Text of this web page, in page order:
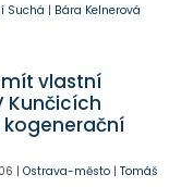
Suchá | Bára Kelnerová
mít vlastní
Kunčicích
| Ostrava-město| Tomáš